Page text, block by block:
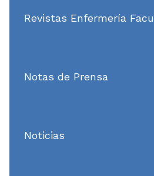
Revistas Enfermería
Notas de Prensa
Noticias